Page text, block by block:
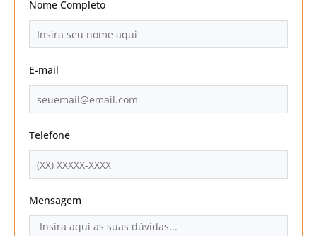
Nome Completo
E-mail
Telefone
Mensagem